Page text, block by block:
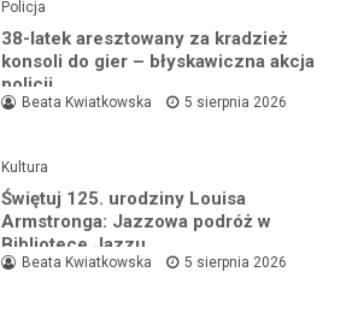
Policja
38-latek aresztowany za kradzież
konsoli do gier – błyskawiczna akcja
policji
Beata Kwiatkowska 5 sierpnia 2026
Kultura
Świętuj 125. urodziny Louisa
Armstronga: Jazzowa podróż w
Bibliotece Jazzu
Beata Kwiatkowska 5 sierpnia 2026